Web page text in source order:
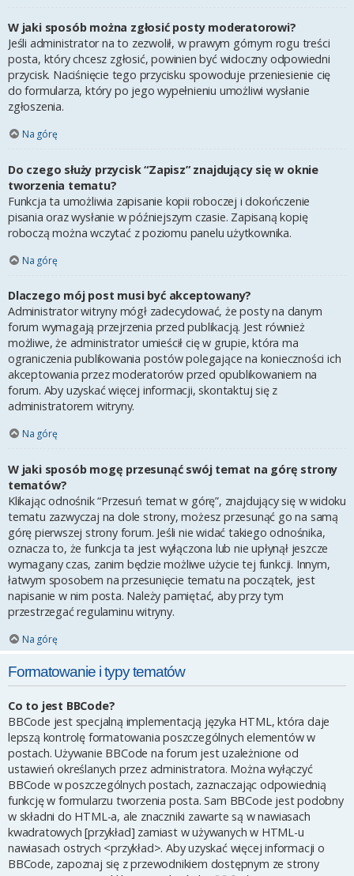
W jaki sposób można zgłosić posty moderatorowi?
Jeśli administrator na to zezwolił, w prawym górnym rogu treści
posta, który chcesz zgłosić, powinien być widoczny odpowiedni
przycisk. Naciśnięcie tego przycisku spowoduje przeniesienie cię
do formularza, który po jego wypełnieniu umożliwi wysłanie
zgłoszenia.
Na górę
Do czego służy przycisk “Zapisz” znajdujący się w oknie
tworzenia tematu?
Funkcja ta umożliwia zapisanie kopii roboczej i dokończenie
pisania oraz wysłanie w późniejszym czasie. Zapisaną kopię
roboczą można wczytać z poziomu panelu użytkownika.
Na górę
Dlaczego mój post musi być akceptowany?
Administrator witryny mógł zadecydować, że posty na danym
forum wymagają przejrzenia przed publikacją. Jest również
możliwe, że administrator umieścił cię w grupie, która ma
ograniczenia publikowania postów polegające na konieczności ich
akceptowania przez moderatorów przed opublikowaniem na
forum. Aby uzyskać więcej informacji, skontaktuj się z
administratorem witryny.
Na górę
W jaki sposób mogę przesunąć swój temat na górę strony
tematów?
Klikając odnośnik “Przesuń temat w górę”, znajdujący się w widoku
tematu zazwyczaj na dole strony, możesz przesunąć go na samą
górę pierwszej strony forum. Jeśli nie widać takiego odnośnika,
oznacza to, że funkcja ta jest wyłączona lub nie upłynął jeszcze
wymagany czas, zanim będzie możliwe użycie tej funkcji. Innym,
łatwym sposobem na przesunięcie tematu na początek, jest
napisanie w nim posta. Należy pamiętać, aby przy tym
przestrzegać regulaminu witryny.
Na górę
Formatowanie i typy tematów
Co to jest BBCode?
BBCode jest specjalną implementacją języka HTML, która daje
lepszą kontrolę formatowania poszczególnych elementów w
postach. Używanie BBCode na forum jest uzależnione od
ustawień określanych przez administratora. Można wyłączyć
BBCode w poszczególnych postach, zaznaczając odpowiednią
funkcję w formularzu tworzenia posta. Sam BBCode jest podobny
w składni do HTML-a, ale znaczniki zawarte są w nawiasach
kwadratowych [przykład] zamiast w używanych w HTML-u
nawiasach ostrych <przykład>. Aby uzyskać więcej informacji o
BBCode, zapoznaj się z przewodnikiem dostępnym ze strony